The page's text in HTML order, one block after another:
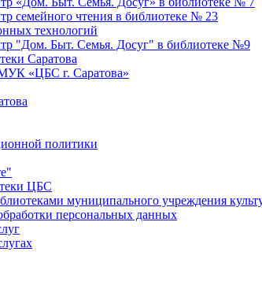
семейного чтения в библиотеке № 23
технологий
"Дом. Быт. Семья. Досуг" в библиотеке №9
Саратова
«ЦБС г. Саратова»
политики
ЦБС
муниципального учреждения
персональных данных